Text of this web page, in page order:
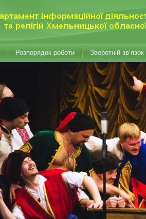
Розпорядок роботи Зворотній зв’язок